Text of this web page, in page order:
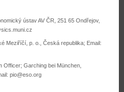
ústav AV ČR, 251 65 Ondřejov,
Meziříčí, p. o., Česká republika; Email:
Officer; Garching bei München,
pio@eso.org